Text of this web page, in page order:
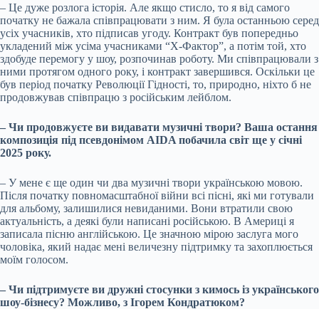
– Це дуже розлога історія. Але якщо стисло, то я від самого
початку не бажала співпрацювати з ним. Я була останньою серед
усіх учасників, хто підписав угоду. Контракт був попередньо
укладений між усіма учасниками “Х-Фактор”, а потім той, хто
здобуде перемогу у шоу, розпочинав роботу. Ми співпрацювали з
ними протягом одного року, і контракт завершився. Оскільки це
був період початку Революції Гідності, то, природно, ніхто б не
продовжував співпрацю з російським лейблом.
– Чи продовжуєте ви видавати музичні твори? Ваша остання
композиція під псевдонімом AIDA побачила світ ще у січні
2025 року.
– У мене є ще один чи два музичні твори українською мовою.
Після початку повномасштабної війни всі пісні, які ми готували
для альбому, залишилися невиданими. Вони втратили свою
актуальність, а деякі були написані російською. В Америці я
записала пісню англійською. Це значною мірою заслуга мого
чоловіка, який надає мені величезну підтримку та захоплюється
моїм голосом.
– Чи підтримуєте ви дружні стосунки з кимось із українського
шоу-бізнесу? Можливо, з Ігорем Кондратюком?